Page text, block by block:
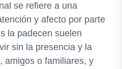
se refiere a una
y afecto por parte
la padecen suelen
sin la presencia y la
amigos o familiares, y